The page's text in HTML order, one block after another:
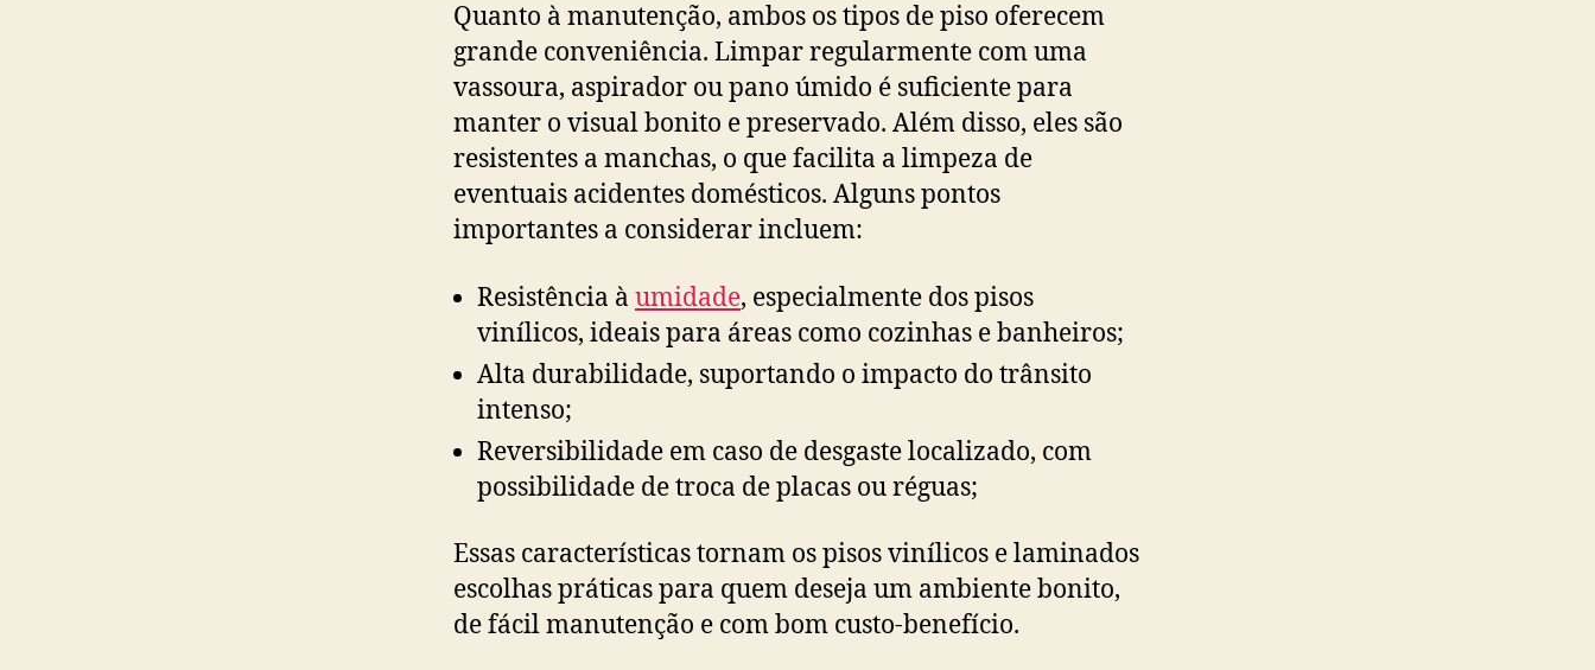
Quanto à manutenção, ambos os tipos de piso oferecem
grande conveniência. Limpar regularmente com uma
vassoura, aspirador ou pano úmido é suficiente para
manter o visual bonito e preservado. Além disso, eles são
resistentes a manchas, o que facilita a limpeza de
eventuais acidentes domésticos. Alguns pontos
importantes a considerar incluem:
Resistência à umidade, especialmente dos pisos
vinílicos, ideais para áreas como cozinhas e banheiros;
Alta durabilidade, suportando o impacto do trânsito
intenso;
Reversibilidade em caso de desgaste localizado, com
possibilidade de troca de placas ou réguas;
Essas características tornam os pisos vinílicos e laminados
escolhas práticas para quem deseja um ambiente bonito,
de fácil manutenção e com bom custo-benefício.